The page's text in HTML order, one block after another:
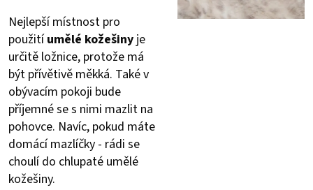
Nejlepší místnost pro
použitíumělé kožešiny je
určitě ložnice, protože má
být přívětivě měkká. Také v
obývacím pokoji bude
příjemné se s nimi mazlit na
pohovce. Navíc, pokud máte
domácí mazlíčky - rádi se
choulí do chlupaté umělé
kožešiny.